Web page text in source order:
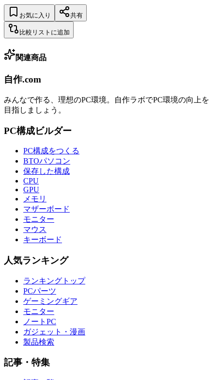
お気に入り 共有
比較リストに追加
関連商品
自作.com
みんなで作る、理想のPC環境。 自作ラボでPC環境の向上を
目指しましょう。
PC構成ビルダー
PC構成をつくる
BTOパソコン
保存した構成
CPU
GPU
メモリ
マザーボード
モニター
マウス
キーボード
人気ランキング
ランキングトップ
PCパーツ
ゲーミングギア
モニター
ノートPC
ガジェット・漫画
製品検索
記事・特集